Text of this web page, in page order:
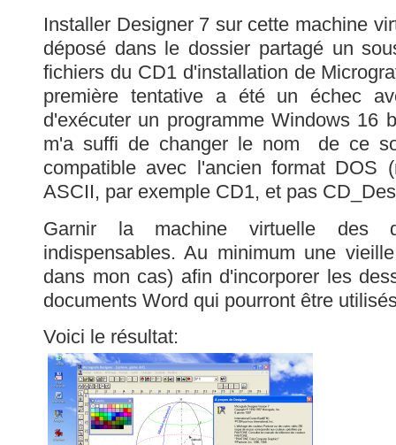
Installer Designer 7 sur cette machine
déposé dans le dossier partagé un
fichiers du CD1 d'installation de
première tentative a été un échec
d'exécuter un programme Windows 16
m'a suffi de changer le nom de ce
compatible avec l'ancien format DOS
ASCII, par exemple CD1, et pas
Garnir la machine virtuelle des
indispensables. Au minimum une
dans mon cas) afin d'incorporer les
documents Word qui pourront être
Voici le résultat: